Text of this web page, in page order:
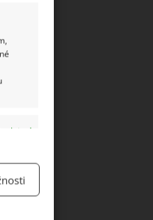
aktivní